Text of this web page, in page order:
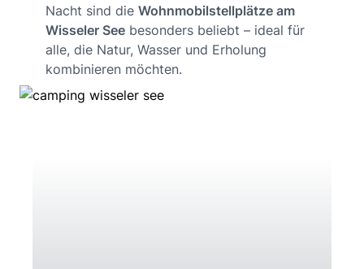
Nacht sind die Wohnmobilstellplätze am
Wisseler See besonders beliebt – ideal für
alle, die Natur, Wasser und Erholung
kombinieren möchten.